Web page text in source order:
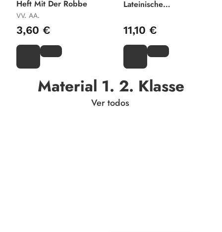
Heft Mit Der Robbe
VV. AA.
3,60 €
Lateinische
11,10 €
Material 1. 2. Klasse
Ver todos